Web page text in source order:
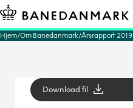
Hjem Om Banedanmark Årsrapport 2019
Download fil